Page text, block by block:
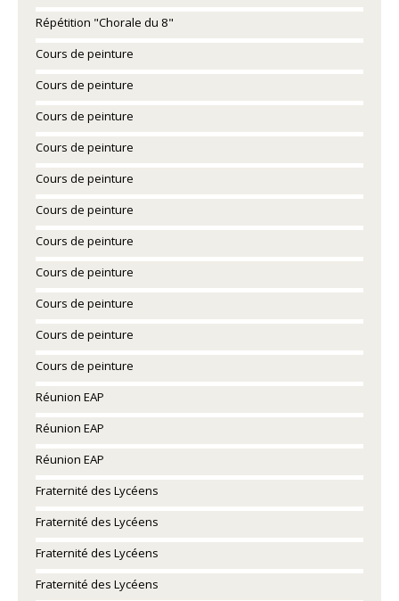
Répétition "Chorale du 8"
Cours de peinture
Cours de peinture
Cours de peinture
Cours de peinture
Cours de peinture
Cours de peinture
Cours de peinture
Cours de peinture
Cours de peinture
Cours de peinture
Cours de peinture
Réunion EAP
Réunion EAP
Réunion EAP
Fraternité des Lycéens
Fraternité des Lycéens
Fraternité des Lycéens
Fraternité des Lycéens